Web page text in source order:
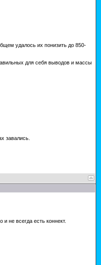
удалось их понизить до 850-
для себя выводов и массы
завались.
не всегда есть коннект.